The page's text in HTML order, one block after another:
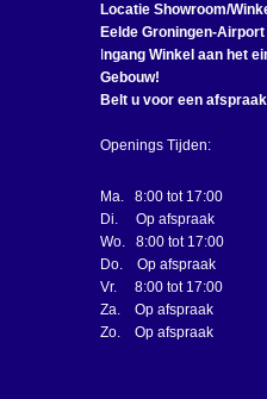
Locatie Showroom/
Eelde Groningen-Airport
ngang Winkel aan het
Gebouw!
Belt u voor een
Openings Tijden:
Ma. 8:00 tot 17:00
Di. Op afspraak
Wo. 8:00 tot 17:00
Do. Op afspraak
Vr. 8:00 tot 17:00
Za. Op afspraak
Zo. Op afspraak